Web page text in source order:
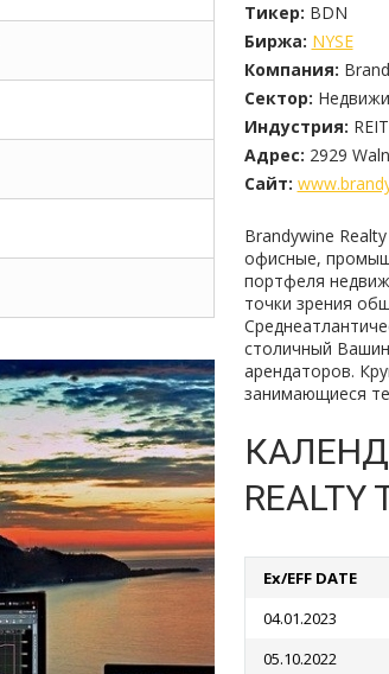
Тикер: BDN
Биржа: NYSE
Компания:
Сектор:
Индустрия:
Адрес: 2929
Сайт:
Brandywine
офисные,
портфеля
точки зрения
столичный
арендаторов.
занимающиеся
REALTY
Ex/EFF DATE
04.01.2023
05.10.2022